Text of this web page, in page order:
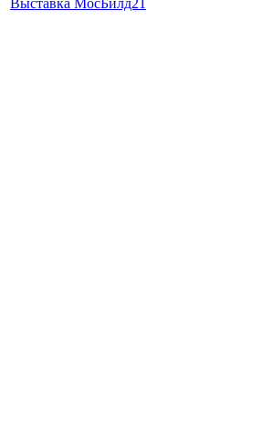
Выставка МосБилд21